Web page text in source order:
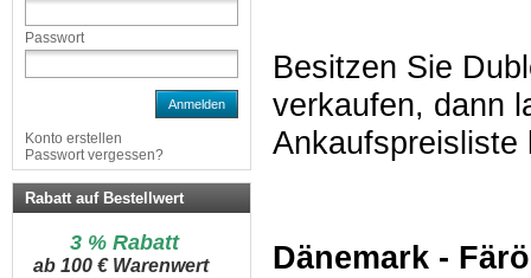
Besitzen Sie
verkaufen, dann
Ankaufspreisliste
Dänemark -
Passwort
Anmelden
Konto erstellen
Passwort vergessen?
Rabatt auf Bestellwert
3 % Rabatt
ab 100 € Warenwert